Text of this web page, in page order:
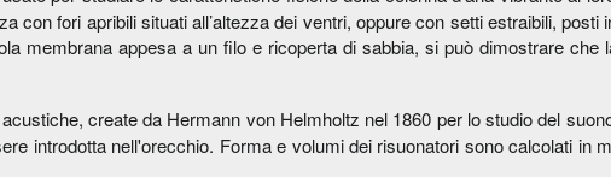
con fori apribili situati all’altezza dei ventri, oppure con setti estraibili,
membrana appesa a un filo e ricoperta di sabbia, si può dimostrare che
create da Hermann von Helmholtz nel 1860 per lo studio del
introdotta nell'orecchio. Forma e volumi dei risuonatori sono calcolati in